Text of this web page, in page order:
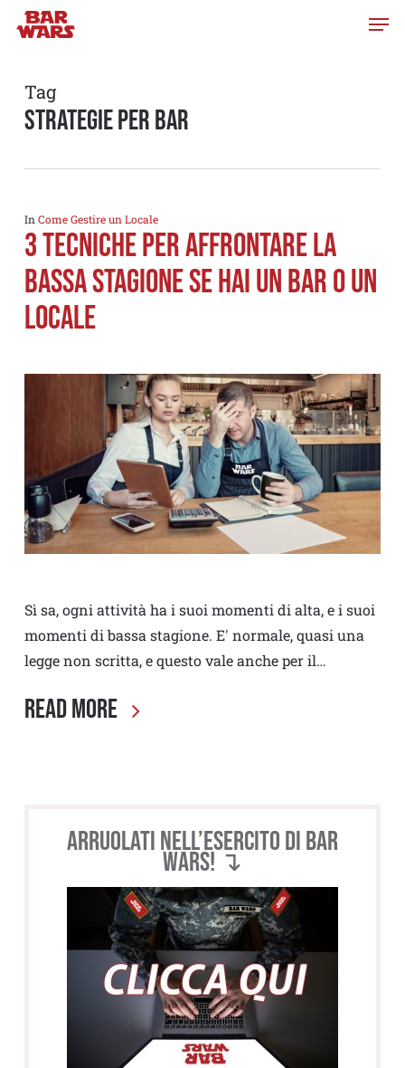
Skip
content
Tag
strategie per bar
In Come Gestire un Locale
3 Tecniche per affrontare la
Bassa Stagione se hai un Bar o un
Locale
Sì sa, ogni attività ha i suoi momenti di alta, e i suoi
momenti di bassa stagione. E' normale, quasi una
legge non scritta, e questo vale anche per il…
Read More
Arruolati nell’esercito di BAR
WARS! ↴